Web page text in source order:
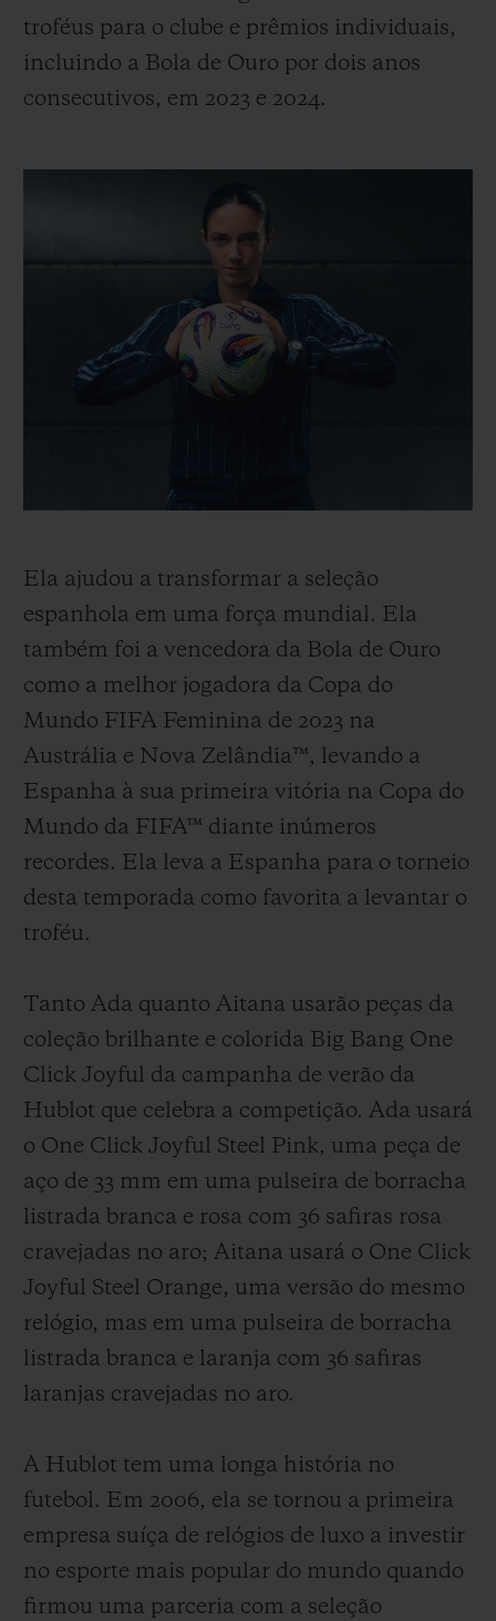
troféus para o clube e prêmios individuais,
incluindo a Bola de Ouro por dois anos
consecutivos, em 2023 e 2024.
Ela ajudou a transformar a seleção
espanhola em uma força mundial. Ela
também foi a vencedora da Bola de Ouro
como a melhor jogadora da Copa do
Mundo FIFA Feminina de 2023 na
Austrália e Nova Zelândia™, levando a
Espanha à sua primeira vitória na Copa do
Mundo da FIFA™ diante inúmeros
recordes. Ela leva a Espanha para o torneio
desta temporada como favorita a levantar o
troféu.
Tanto Ada quanto Aitana usarão peças da
coleção brilhante e colorida Big Bang One
Click Joyful da campanha de verão da
Hublot que celebra a competição. Ada usará
o One Click Joyful Steel Pink, uma peça de
aço de 33 mm em uma pulseira de borracha
listrada branca e rosa com 36 safiras rosa
cravejadas no aro; Aitana usará o One Click
Joyful Steel Orange, uma versão do mesmo
relógio, mas em uma pulseira de borracha
listrada branca e laranja com 36 safiras
laranjas cravejadas no aro.
A Hublot tem uma longa história no
futebol. Em 2006, ela se tornou a primeira
empresa suíça de relógios de luxo a investir
no esporte mais popular do mundo quando
firmou uma parceria com a seleção